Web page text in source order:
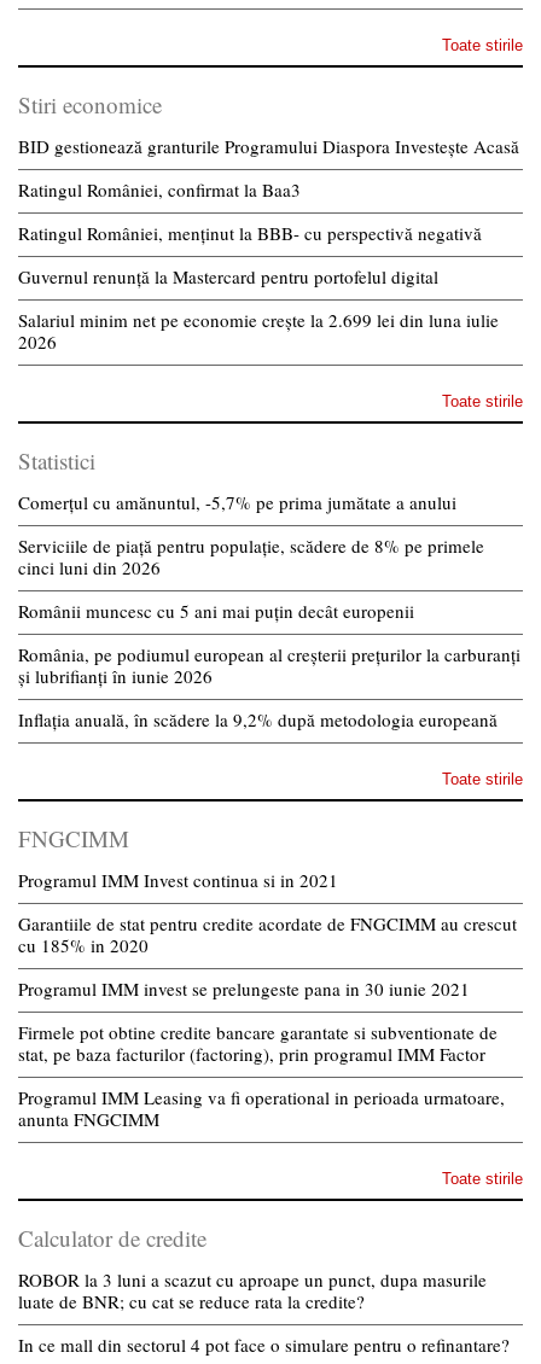
Toate stirile
Stiri economice
BID gestionează granturile Programului Diaspora Investește Acasă
Ratingul României, confirmat la Baa3
Ratingul României, menținut la BBB- cu perspectivă negativă
Guvernul renunță la Mastercard pentru portofelul digital
Salariul minim net pe economie crește la 2.699 lei din luna iulie
2026
Toate stirile
Statistici
Comerțul cu amănuntul, -5,7% pe prima jumătate a anului
Serviciile de piață pentru populație, scădere de 8% pe primele
cinci luni din 2026
Românii muncesc cu 5 ani mai puțin decât europenii
România, pe podiumul european al creșterii prețurilor la carburanți
și lubrifianți în iunie 2026
Inflația anuală, în scădere la 9,2% după metodologia europeană
Toate stirile
FNGCIMM
Programul IMM Invest continua si in 2021
Garantiile de stat pentru credite acordate de FNGCIMM au crescut
cu 185% in 2020
Programul IMM invest se prelungeste pana in 30 iunie 2021
Firmele pot obtine credite bancare garantate si subventionate de
stat, pe baza facturilor (factoring), prin programul IMM Factor
Programul IMM Leasing va fi operational in perioada urmatoare,
anunta FNGCIMM
Toate stirile
Calculator de credite
ROBOR la 3 luni a scazut cu aproape un punct, dupa masurile
luate de BNR; cu cat se reduce rata la credite?
In ce mall din sectorul 4 pot face o simulare pentru o refinantare?